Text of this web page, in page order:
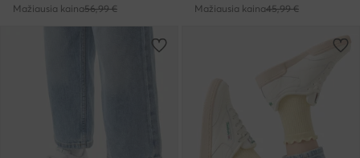
Mažiausia kaina56,99 € Mažiausia kaina45,99 €